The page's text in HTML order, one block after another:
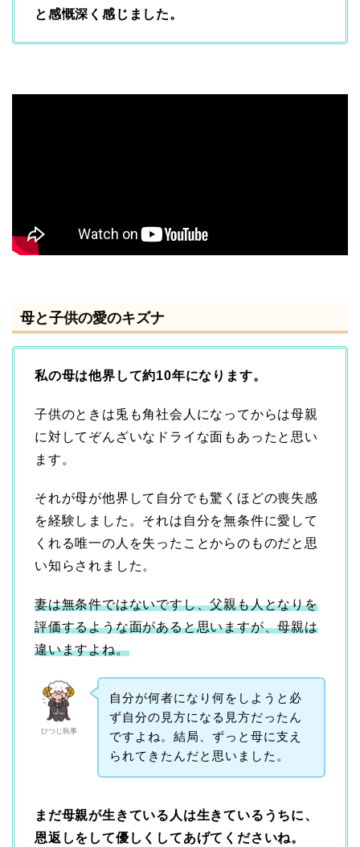
と感慨深く感じました。
母と子供の愛のキズナ
私の母は他界して約10年になります。
子供のときは兎も角社会人になってからは母親
に対してぞんざいなドライな面もあったと思い
ます。
それが母が他界して自分でも驚くほどの喪失感
を経験しました。それは自分を無条件に愛して
くれる唯一の人を失ったことからのものだと思
い知らされました。
妻は無条件ではないですし、父親も人となりを
評価するような面があると思いますが、母親は
違いますよね。
ひつじ執事
自分が何者になり何をしようと必
ず自分の見方になる見方だったん
ですよね。結局、ずっと母に支え
られてきたんだと思いました。
まだ母親が生きている人は生きているうちに、
恩返しをして優しくしてあげてくださいね。